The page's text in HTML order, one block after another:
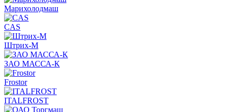
Марихолодмаш
CAS
Штрих-М
ЗАО МАССА-К
Frostor
ITALFROST